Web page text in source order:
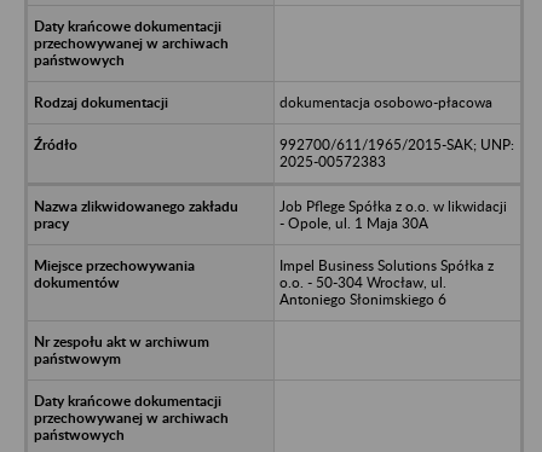
dokumentacja osobowo-płacowa
992700/611/1965/2015-SAK; UNP:
2025-00572383
Job Pflege Spółka z o.o. w likwidacji
- Opole, ul. 1 Maja 30A
Impel Business Solutions Spółka z
o.o. - 50-304 Wrocław, ul.
Antoniego Słonimskiego 6